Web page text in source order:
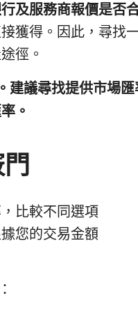
及服務商報價是否
獲得。因此，尋找
徑。
建議尋找提供市場
。
比較不同選項
您的交易金額